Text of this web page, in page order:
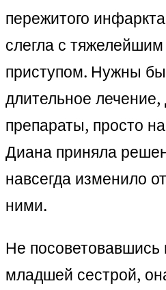
пережитого
слегла с
приступом. Нужны
длительное лечение,
препараты, просто
Диана приняла
навсегда изменило
ними.
Не
младшей сестрой,